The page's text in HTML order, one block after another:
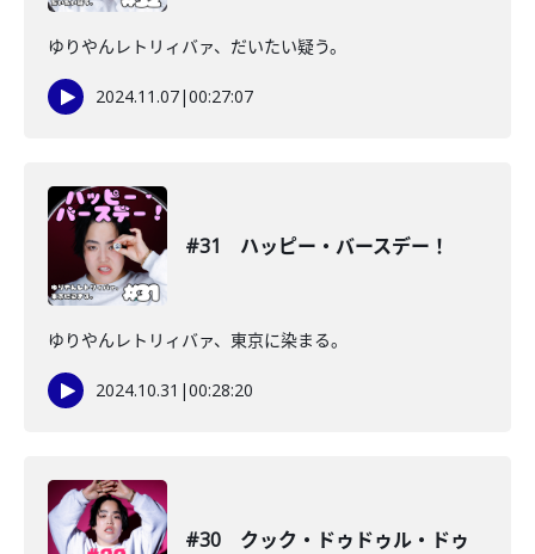
ゆりやんレトリィバァ、だいたい疑う。
2024.11.07|00:27:07
#31 ハッピー・バースデー！
ゆりやんレトリィバァ、東京に染まる。
2024.10.31 |00:28:20
#30 クック・ドゥドゥル・ドゥ